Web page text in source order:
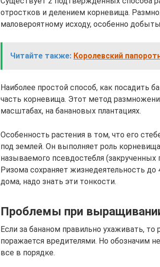
отростков и делением корневища.
маловероятному исходу, особенно
Читайте также: Королевский
Наиболее простой способ, как посадить
часть корневища. Этот метод
масштабах, на банановых плантациях.
Особенность растения в том, что его
под землей. Он выполняет роль
называемого псевдостебля (закрученных
Ризома сохраняет жизнедеятельность
дома, надо знать эти тонкости.
Проблемы при
Если за бананом правильно ухаживать,
поражается вредителями. Но обозначим
все в порядке.